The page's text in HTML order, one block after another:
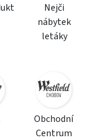
Nejči
nábytek
letáky
Obchodní
Centrum